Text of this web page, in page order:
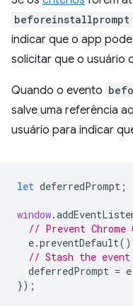
beforeinstallprompt
indicar que o app
solicitar que o usuário
Quando o evento
salve uma referência
usuário para indicar
let deferredPrompt ;
window.
// Prevent
e.preventDefault
// Stash the
deferredPrompt = e
});